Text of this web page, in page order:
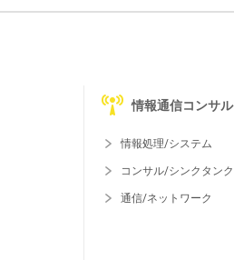
情報通信コンサル
情報処理/システム
コンサル/シンクタンク
通信/ネットワーク